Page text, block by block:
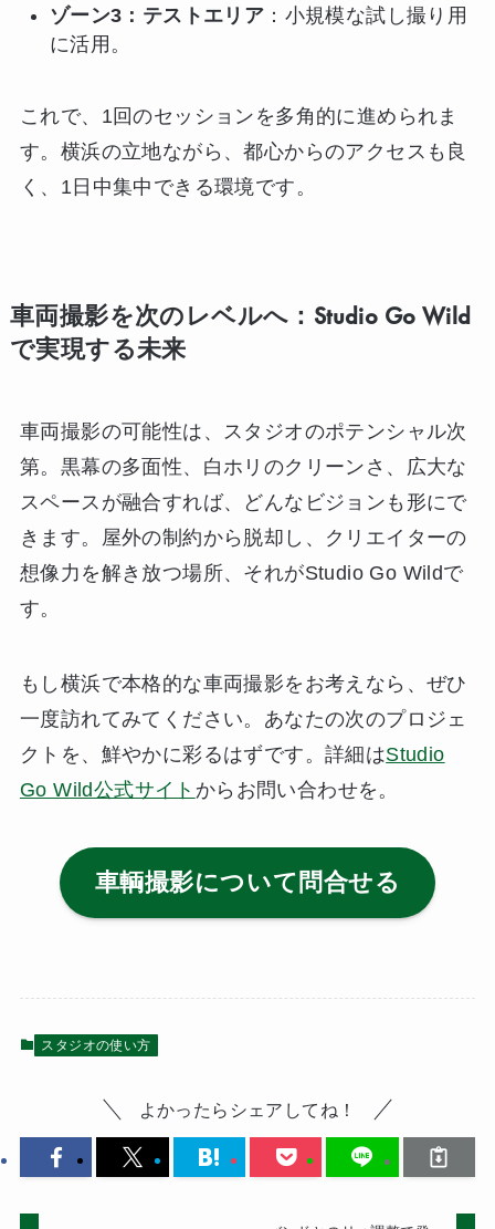
ゾーン3：テストエリア ：小規模な試し撮り用
に活用。
これで、1回のセッションを多角的に進められま
す。横浜の立地ながら、都心からのアクセスも良
く、1日中集中できる環境です。
車両撮影を次のレベルへ：Studio Go Wild
で実現する未来
車両撮影の可能性は、スタジオのポテンシャル次
第。黒幕の多面性、白ホリのクリーンさ、広大な
スペースが融合すれば、どんなビジョンも形にで
きます。屋外の制約から脱却し、クリエイターの
想像力を解き放つ場所、それがStudio Go Wildで
す。
もし横浜で本格的な車両撮影をお考えなら、ぜひ
一度訪れてみてください。あなたの次のプロジェ
クトを、鮮やかに彩るはずです。詳細はStudio
Go Wild公式サイト からお問い合わせを。
車輌撮影について問合せる
スタジオの使い方
よかったらシェアしてね！